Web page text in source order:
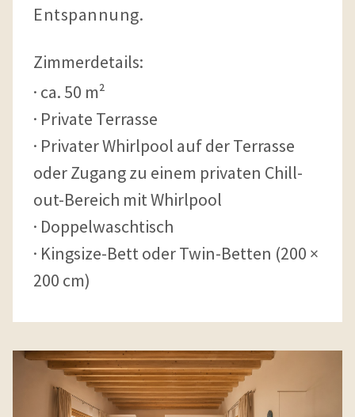
Entspannung.
Zimmerdetails:
ca. 50 m²
Private Terrasse
Privater Whirlpool auf der Terrasse
oder Zugang zu einem privaten Chill-
out-Bereich mit Whirlpool
Doppelwaschtisch
Kingsize-Bett oder Twin-Betten (200 ×
200 cm)